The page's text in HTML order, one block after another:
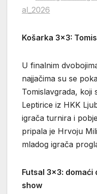
al_2026
Košarka 3×3:
U finalnim
najjačima su se
Tomislavgrada, koji
Leptirice iz HKK
igrača turnira i
pripala je Hrvoju
mladog igrača
Futsal 3×3: domaći
show